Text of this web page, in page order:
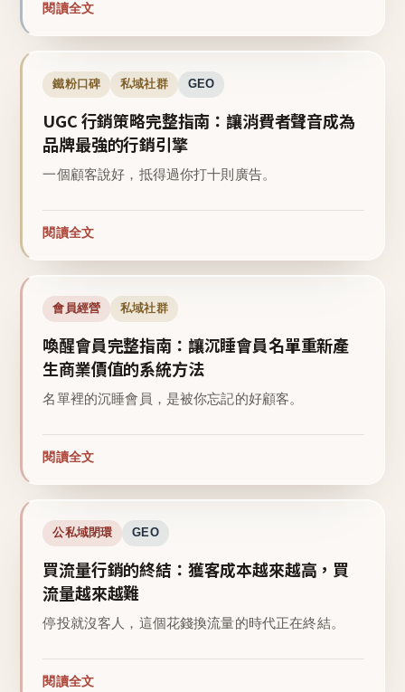
閱讀全文
鐵粉口碑 私域社群 GEO
UGC 行銷策略完整指南：讓消費者聲音成為
品牌最強的行銷引擎
一個顧客說好，抵得過你打十則廣告。
閱讀全文
會員經營 私域社群
喚醒會員完整指南：讓沉睡會員名單重新產
生商業價值的系統方法
名單裡的沉睡會員，是被你忘記的好顧客。
閱讀全文
公私域閉環 GEO
買流量行銷的終結：獲客成本越來越高，買
流量越來越難
停投就沒客人，這個花錢換流量的時代正在終結。
閱讀全文